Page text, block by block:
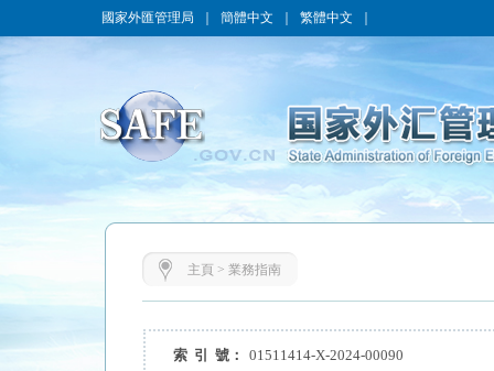
國家外匯管理局 簡體中文 繁體中文
主頁 > 業務指南
索 引 號：
01511414-X-2024-00090